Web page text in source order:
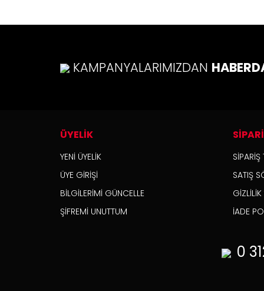
KAMPANYALARIMIZDAN
ÜYELİK
YENİ ÜYELİK
ÜYE GİRİŞİ
BİLGİLERİMİ GÜNCELLE
ŞİFREMİ UNUTTUM
SİPARİŞ
SATIŞ
İADE
0